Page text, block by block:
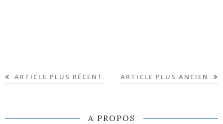
ARTICLE PLUS RÉCENT ARTICLE PLUS ANCIEN
A PROPOS